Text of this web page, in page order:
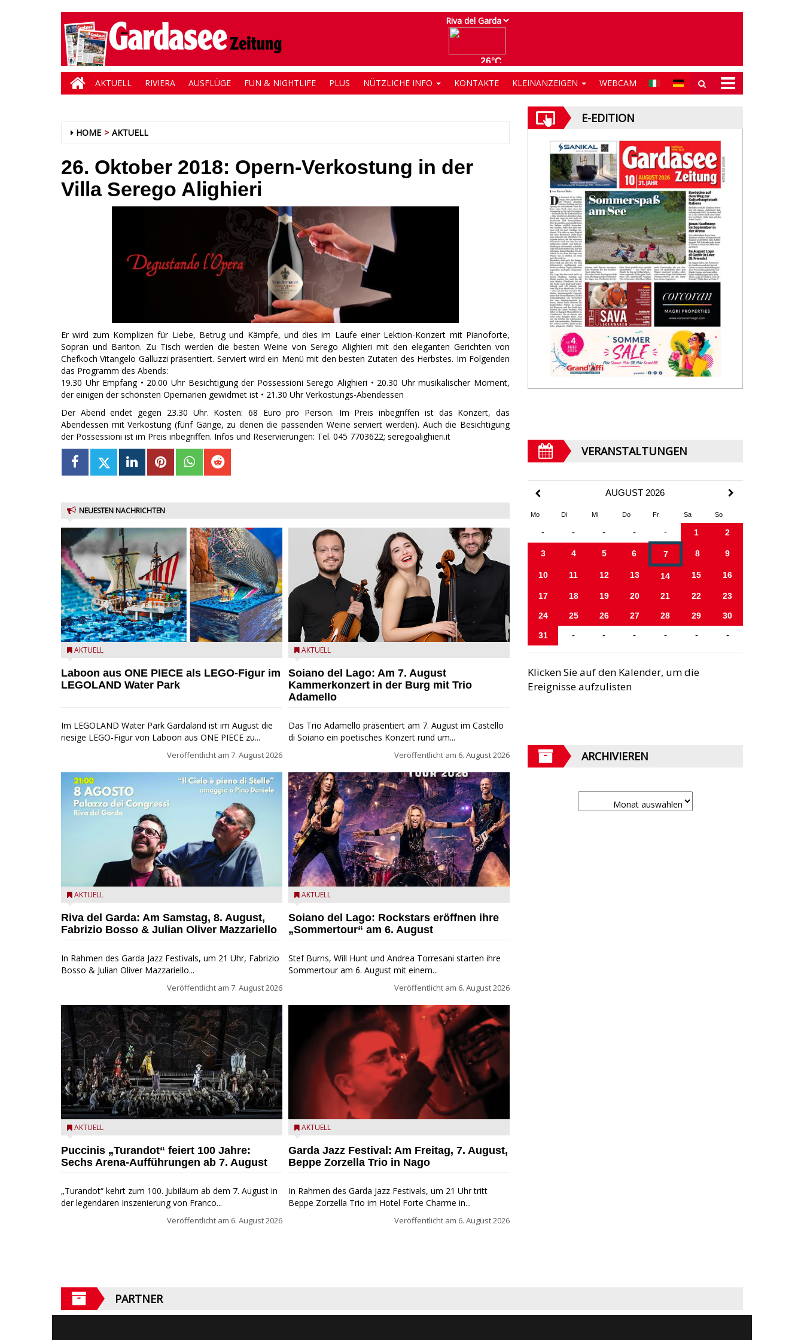
AKTUELL RIVIERA AUSFLÜGE FUN & NIGHTLIFE PLUS NÜTZLICHE INFO KONTAKTE KLEINANZEIGEN WEBCAM
HOME AKTUELL
26. Oktober 2018: Opern-Verkostung in der
Villa Serego Alighieri
Er wird zum Komplizen für Liebe, Betrug und Kämpfe, und dies im Laufe einer Lektion-Konzert mit Pianoforte,
Sopran und Bariton. Zu Tisch werden die besten Weine von Serego Alighieri mit den eleganten Gerichten von
Chefkoch Vitangelo Galluzzi präsentiert. Serviert wird ein Menü mit den besten Zutaten des Herbstes. Im Folgenden
das Programm des Abends:
19.30 Uhr Empfang • 20.00 Uhr Besichtigung der Possessioni Serego Alighieri • 20.30 Uhr musikalischer Moment,
der einigen der schönsten Opernarien gewidmet ist • 21.30 Uhr Verkostungs-Abendessen
Der Abend endet gegen 23.30 Uhr. Kosten: 68 Euro pro Person. Im Preis inbegriffen ist das Konzert, das
Abendessen mit Verkostung (fünf Gänge, zu denen die passenden Weine serviert werden). Auch die Besichtigung
der Possessioni ist im Preis inbegriffen. Infos und Reservierungen: Tel. 045 7703622; seregoalighieri.it
NEUESTEN NACHRICHTEN
Laboon aus ONE PIECE als LEGO-Figur im LEGOLAND
AKTUELL
Laboon aus ONE PIECE als LEGO-Figur im
LEGOLAND Water Park
Im LEGOLAND Water Park Gardaland ist im August die
riesige LEGO-Figur von Laboon aus ONE PIECE zu...
Veröffentlicht am 7. August 2026
Fabrizio Bosso & Julian Oliver Mazzariello zu Gast beim
AKTUELL
Riva del Garda: Am Samstag, 8. August,
Fabrizio Bosso & Julian Oliver Mazzariello
In Rahmen des Garda Jazz Festivals, um 21 Uhr, Fabrizio
Bosso & Julian Oliver Mazzariello...
Veröffentlicht am 7. August 2026
Turandot in der Arena von Verona - Ennevi für
AKTUELL
Puccinis „Turandot“ feiert 100 Jahre:
Sechs Arena-Aufführungen ab 7. August
„Turandot“ kehrt zum 100. Jubiläum ab dem 7. August in
der legendären Inszenierung von Franco...
Veröffentlicht am 6. August 2026
Trio Adamello
AKTUELL
Soiano del Lago: Am 7. August
Kammerkonzert in der Burg mit Trio
Adamello
Das Trio Adamello präsentiert am 7. August im Castello
di Soiano ein poetisches Konzert rund um...
Veröffentlicht am 6. August 2026
Stef Burns, Will Hunt und Andrea Torresani im Summer
AKTUELL
Soiano del Lago: Rockstars eröffnen ihre
„Sommertour“ am 6. August
Stef Burns, Will Hunt und Andrea Torresani starten ihre
Sommertour am 6. August mit einem...
Veröffentlicht am 6. August 2026
Beppe Zorzella Trio zu Gast beim Garda Jazz Festival
AKTUELL
Garda Jazz Festival: Am Freitag, 7. August,
Beppe Zorzella Trio in Nago
In Rahmen des Garda Jazz Festivals, um 21 Uhr tritt
Beppe Zorzella Trio im Hotel Forte Charme in...
Veröffentlicht am 6. August 2026
E-EDITION
VERANSTALTUNGEN
AUGUST 2026
Mo Di Mi Do Fr Sa So
- - - - - 1 2
3 4 5 6 7 8 9
10 11 12 13 14 15 16
17 18 19 20 21 22 23
24 25 26 27 28 29 30
31 - - - - - -
Klicken Sie auf den Kalender, um die
Ereignisse aufzulisten
ARCHIVIEREN
PARTNER